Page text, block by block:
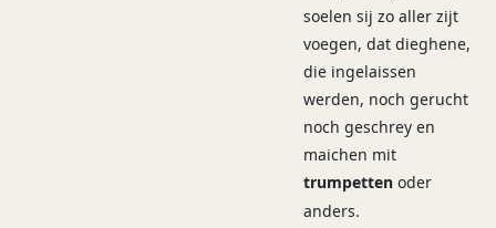
soelen sij zo aller zijt
voegen, dat dieghene,
die ingelaissen
werden, noch gerucht
noch geschrey en
maichen mit
trumpetten oder
anders.